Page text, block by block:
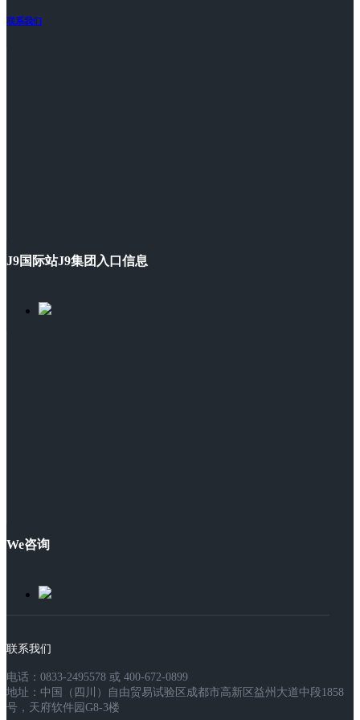
联系我们
J9国际站J9集团入口信息
We咨询
联系我们
电话：0833-2495578 或 400-672-0899
地址：中国（四川）自由贸易试验区成都市高新区益州大道中段1858
号，天府软件园G8-3楼